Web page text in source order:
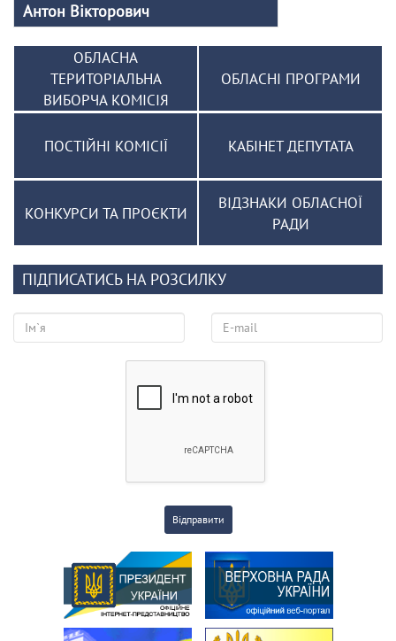
Антон Вікторович
ОБЛАСНА
ТЕРИТОРІАЛЬНА
ВИБОРЧА КОМІСІЯ
ОБЛАСНІ ПРОГРАМИ
ПОСТІЙНІ КОМІСІЇ КАБІНЕТ ДЕПУТАТА
КОНКУРСИ ТА ПРОЄКТИ
ВІДЗНАКИ ОБЛАСНОЇ
РАДИ
ПІДПИСАТИСЬ НА РОЗСИЛКУ
Відправити